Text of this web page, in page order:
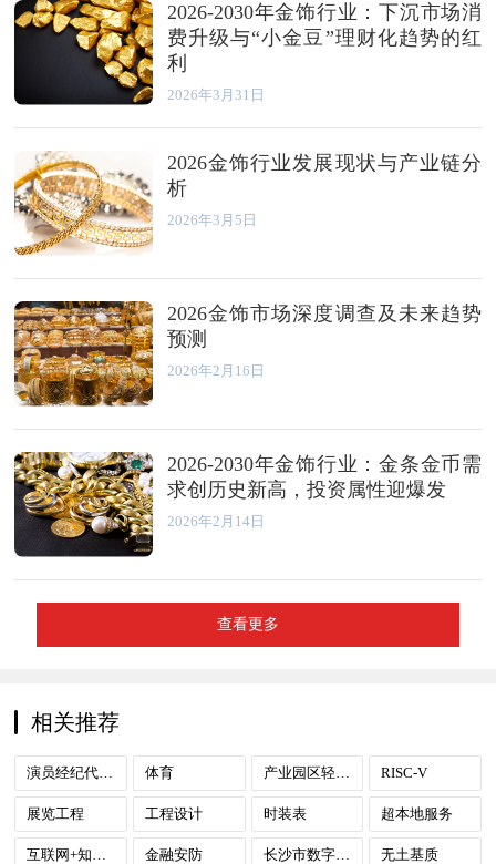
2026-2030年金饰行业：下沉市场消
费升级与“小金豆”理财化趋势的红
利
2026年3月31日
2026金饰行业发展现状与产业链分
析
2026年3月5日
2026金饰市场深度调查及未来趋势
预测
2026年2月16日
2026-2030年金饰行业：金条金币需
求创历史新高，投资属性迎爆发
2026年2月14日
查看更多
相关推荐
体育 RISC-V
展览工程 工程设计 时装表 超本地服务
金融安防 长沙市数字政府 无土基质